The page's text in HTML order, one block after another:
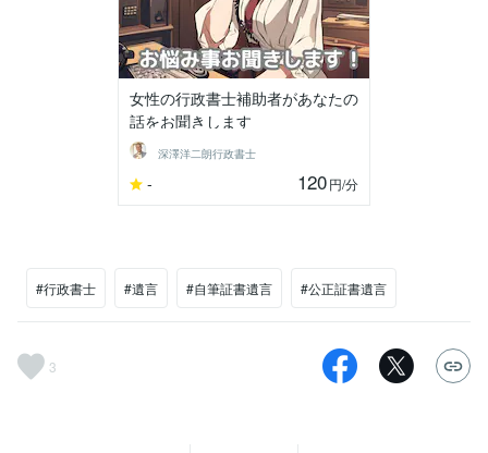
女性の行政書士補助者があなたの
話をお聞きします
深澤洋二朗行政書士
- 120円/分
#行政書士 #遺言 #自筆証書遺言 #公正証書遺言
3